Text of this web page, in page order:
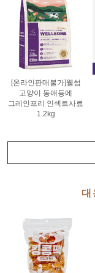
[온라인판매불가]웰썸
고양이 동애등에
그레인프리 인섹트사료
1.2kg
대